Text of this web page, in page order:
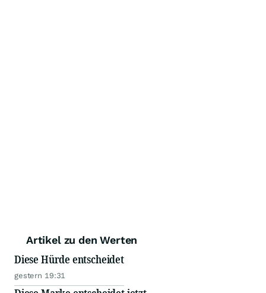
Artikel zu den Werten
Diese Hürde entscheidet
gestern 19:31